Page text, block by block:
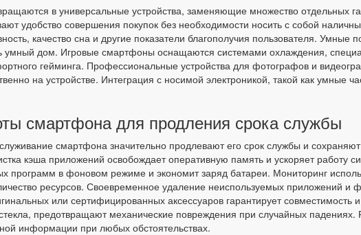
в универсальные устройства, заменяющие множество отдельных
удобство совершения покупок без необходимости носить с собой
качество сна и другие показатели благополучия пользователя.
умный дом. Игровые смартфоны оснащаются системами охлаждения,
гейминга. Профессиональные устройства для фотографов и
на устройстве. Интеграция с носимой электроникой, такой как умные
смартфона для продления срока службы
смартфона значительно продлевают его срок службы и
кэша приложений освобождает оперативную память и ускоряет работу
программ в фоновом режиме и экономит заряд батареи. Мониторинг
ресурсов. Своевременное удаление неиспользуемых приложений
или сертифицированных аксессуаров гарантирует совместимость
предотвращают механические повреждения при случайных
информации при любых обстоятельствах.